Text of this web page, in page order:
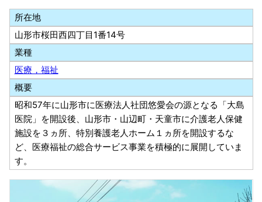
所在地
山形市桜田西四丁目1番14号
業種
医療，福祉
概要
昭和57年に山形市に医療法人社団悠愛会の源となる「大島
医院」を開設後、山形市・山辺町・天童市に介護老人保健
施設を３ヵ所、特別養護老人ホーム１ヵ所を開設するな
ど、医療福祉の総合サービス事業を積極的に展開していま
す。